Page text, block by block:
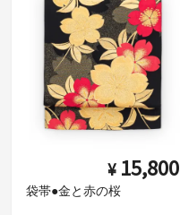
¥ 15,800
袋帯●金と赤の桜